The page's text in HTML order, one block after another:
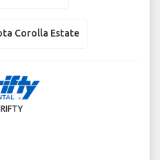
Corolla Estate